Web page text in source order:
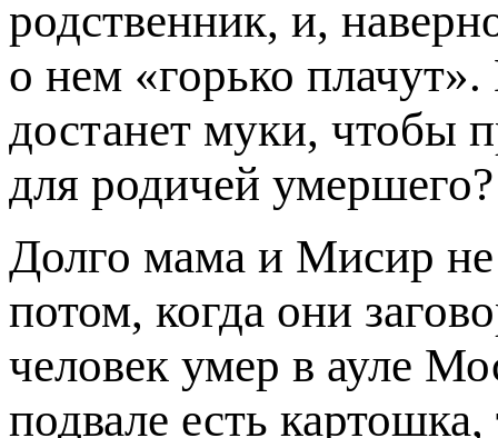
родственник, и,
о нем «горько
достанет муки, чтобы
для родичей умершего?
Долго мама и Мисир не
потом, когда они
человек умер в ауле
подвале есть